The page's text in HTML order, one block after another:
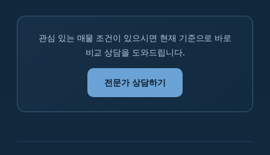
관심 있는 매물 조건이 있으시면 현재 기준으로 바로
비교 상담을 도와드립니다.
전문가 상담하기